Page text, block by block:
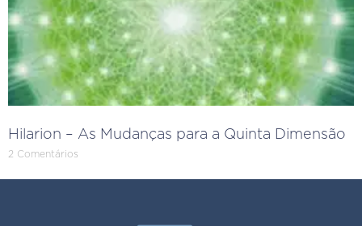
Hilarion – As Mudanças para a Quinta Dimensão
2 Comentários